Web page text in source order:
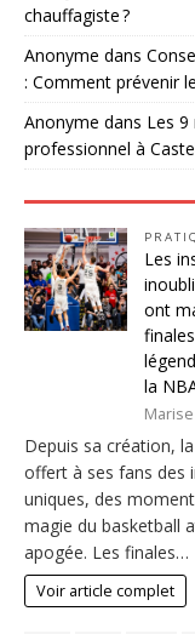
chauffagiste ?
Anonyme dans
: Comment prévenir
Anonyme dans Les 9
professionnel à
Les
ont
finales
la
Marise
Depuis sa création,
offert à ses fans des
uniques, des
magie du basketball
apogée. Les finales…
Voir article complet